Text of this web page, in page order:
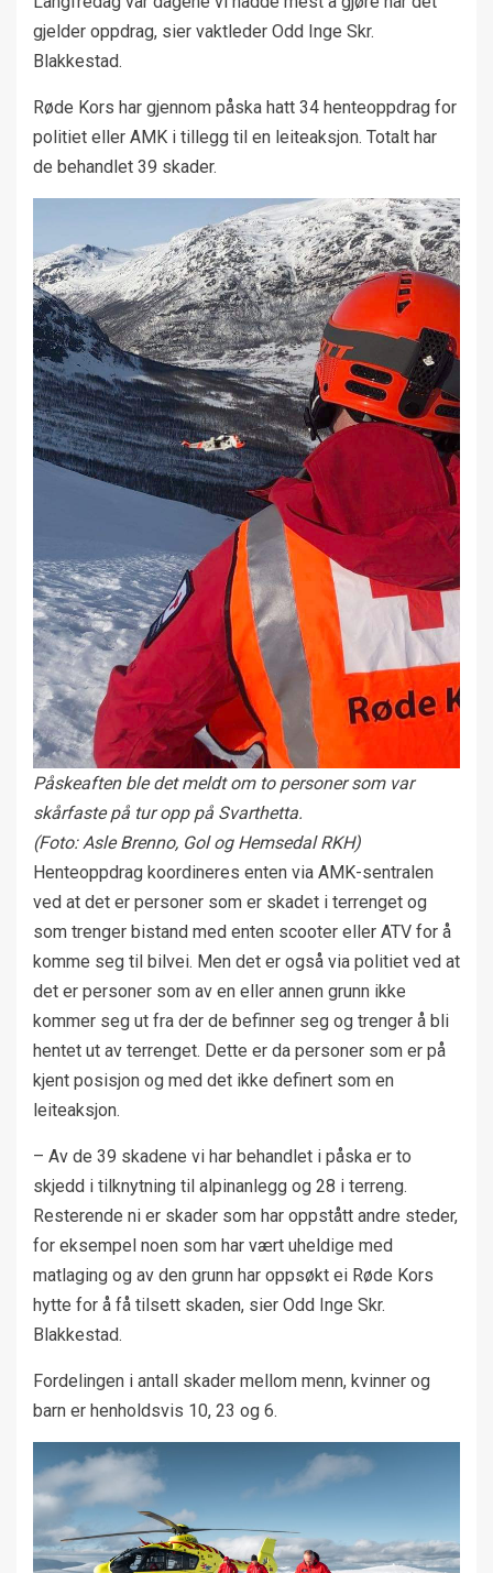
gjelder oppdrag, sier vaktleder Odd Inge Skr.
Blakkestad.
Røde Kors har gjennom påska hatt 34 henteoppdrag for
politiet eller AMK i tillegg til en leiteaksjon. Totalt har
de behandlet 39 skader.
Påskeaften ble det meldt om to personer som var
skårfaste på tur opp på Svarthetta.
(Foto: Asle Brenno, Gol og Hemsedal RKH)
Henteoppdrag koordineres enten via AMK-sentralen
ved at det er personer som er skadet i terrenget og
som trenger bistand med enten scooter eller ATV for å
komme seg til bilvei. Men det er også via politiet ved at
det er personer som av en eller annen grunn ikke
kommer seg ut fra der de befinner seg og trenger å bli
hentet ut av terrenget. Dette er da personer som er på
kjent posisjon og med det ikke definert som en
leiteaksjon.
– Av de 39 skadene vi har behandlet i påska er to
skjedd i tilknytning til alpinanlegg og 28 i terreng.
Resterende ni er skader som har oppstått andre steder,
for eksempel noen som har vært uheldige med
matlaging og av den grunn har oppsøkt ei Røde Kors
hytte for å få tilsett skaden, sier Odd Inge Skr.
Blakkestad.
Fordelingen i antall skader mellom menn, kvinner og
barn er henholdsvis 10, 23 og 6.